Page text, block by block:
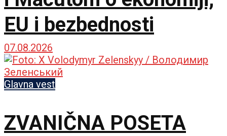
EU i bezbednosti
07.08.2026
Glavna vest
ZVANIČNA POSETA